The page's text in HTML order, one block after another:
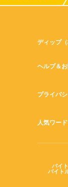
ディップ（
ヘルプ＆
プライバ
人気ワー
バイ
バイト